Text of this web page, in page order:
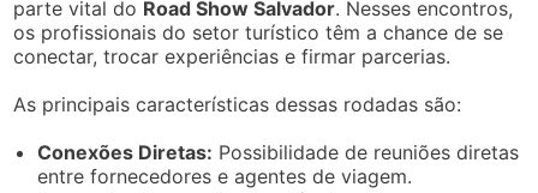
parte vital do Road Show Salvador. Nesses encontros,
os profissionais do setor turístico têm a chance de se
conectar, trocar experiências e firmar parcerias.
As principais características dessas rodadas são:
Conexões Diretas: Possibilidade de reuniões diretas
entre fornecedores e agentes de viagem.